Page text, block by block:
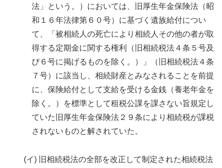
法」という。）においては、旧厚生年金保険法（昭
和１６年法律第６０号）に基づく遺族給付につい
て、「被相続人の死亡により相続人その他の者が取
得する定期金に関する権利（旧相続税法４条５号及
び６号に掲げるものを除く。）」（旧相続税法４条
７号）に該当し、相続財産とみなされることを前提
に、保険給付として支給を受ける金銭（養老年金を
除く。）を標準として租税公課を課さない旨規定し
ていた旧厚生年金保険法２９条により相続税が課税
されないものと解されていた。
(イ) 旧相続税法の全部を改正して制定された相続税法